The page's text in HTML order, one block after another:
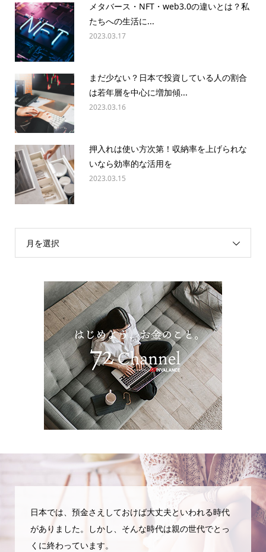
メタバース・NFT・web3.0の違いとは？私
たちへの生活に...
2023.03.17
まだ少ない？日本で投資している人の割合
は若年層を中心に増加傾...
2023.03.16
押入れは使い方次第！収納率を上げられな
いなら効率的な活用を
2023.03.15
月を選択
日本では、預金さえしておけば大丈夫といわれる時代
がありました。しかし、そんな時代は親の世代でとっ
くに終わっています。